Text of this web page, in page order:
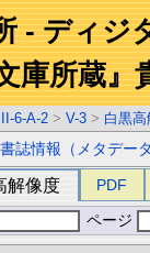
- ディジ
庫所蔵』
III-6-A-2 > V-3 > 白黒
書誌情報（メタデー
解像度 PDF
ページ